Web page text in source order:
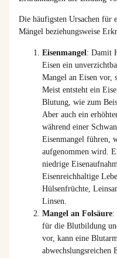
Die häufigsten Ursachen für
Mängel beziehungsweise
Eisenmangel: Damit
Eisen ein
Mangel an Eisen vor,
Meist entsteht ein
Blutung, wie zum
Aber auch ein
während einer
Eisenmangel führen,
aufgenommen wird.
niedrige
Eisenreichhaltige
Hülsenfrüchte,
Linsen.
Mangel an Folsäure:
für die Blutbildung
vor, kann eine
abwechslungsreichen